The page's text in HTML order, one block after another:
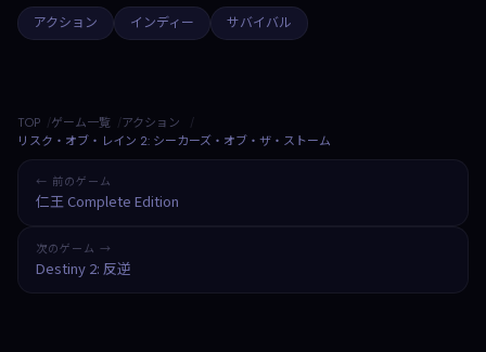
アクション インディー サバイバル
TOP ゲーム一覧
アクション
リスク・オブ・レイン 2: シーカーズ・オブ・ザ・ストーム
← 前のゲーム
仁王 Complete Edition
次のゲーム →
Destiny 2: 反逆